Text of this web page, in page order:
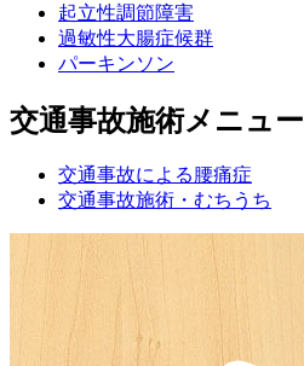
起立性調節障害
過敏性大腸症候群
パーキンソン
交通事故施術メニュー
交通事故による腰痛症
交通事故施術・むちうち